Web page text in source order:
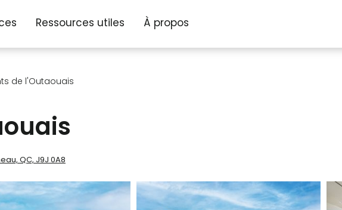
Ressources utiles À propos
de l'Outaouais
QC, J9J 0A8